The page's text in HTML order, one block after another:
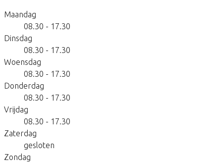
Maandag
08.30 - 17.30
Dinsdag
08.30 - 17.30
Woensdag
08.30 - 17.30
Donderdag
08.30 - 17.30
Vrijdag
08.30 - 17.30
Zaterdag
gesloten
Zondag